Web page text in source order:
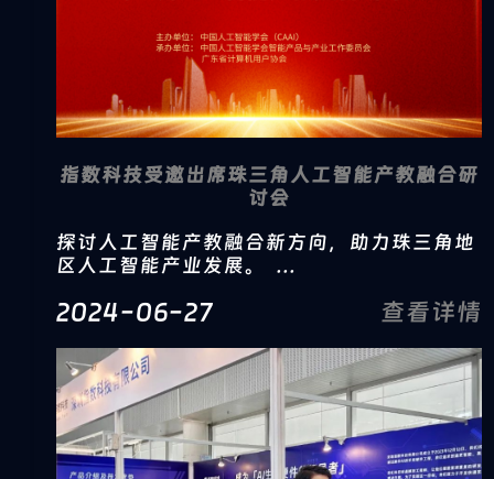
指数科技受邀出席珠三角人工智能产教融合研
讨会
探讨人工智能产教融合新方向，助力珠三角地
区人工智能产业发展。 ...
2024-06-27 查看详情